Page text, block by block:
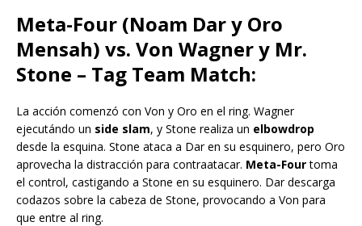
Meta-Four (Noam Dar y Oro
Mensah) vs. Von Wagner y Mr.
Stone – Tag Team Match:
La acción comenzó con Von y Oro en el ring. Wagner
ejecutándo un side slam, y Stone realiza un elbowdrop
desde la esquina. Stone ataca a Dar en su esquinero, pero Oro
aprovecha la distracción para contraatacar. Meta-Fourtoma
el control, castigando a Stone en su esquinero. Dar descarga
codazos sobre la cabeza de Stone, provocando a Von para
que entre al ring.